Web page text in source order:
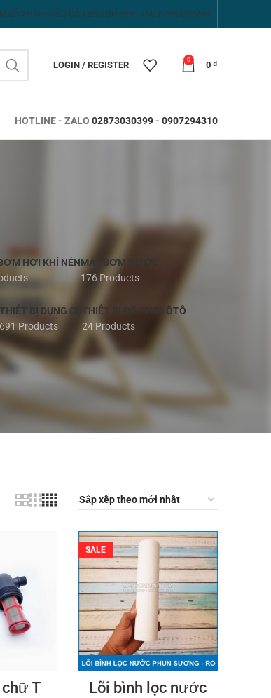
BẢO HÀNH YÊU CẦU BÁO GIÁ HỢP TÁC KINH DOANH
LOGIN / REGISTER
0
0 ₫
HOTLINE - ZALO 02873030399- 0907294310
HƠI KHÍ NÉNMÁY BƠM NƯỚC
176 Products
THIẾT BỊ DỤNG CỤ
Products
THIẾT BỊ ĐỒ CHƠI ÔTÔ
24 Products
T
SALE
Lõi bình lọc nước